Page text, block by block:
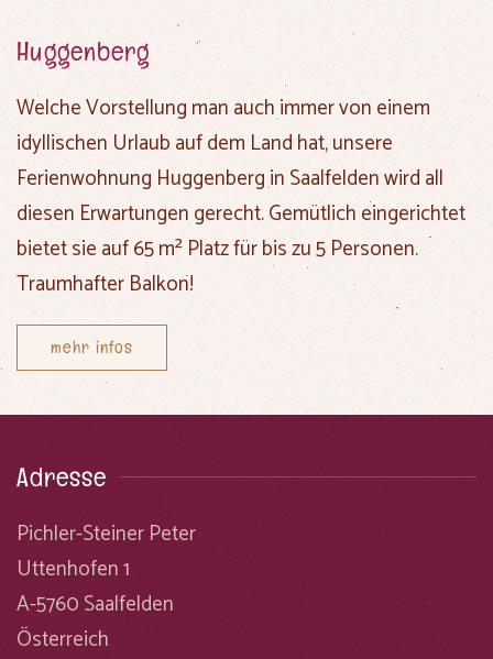
Huggenberg
Welche Vorstellung man auch immer von einem
idyllischen Urlaub auf dem Landhat, unsere
Ferienwohnung Huggenberg in Saalfeldenwird all
diesen Erwartungen gerecht. Gemütlich eingerichtet
bietet sie auf65 m²Platz für bis zu5 Personen.
Traumhafter Balkon!
mehr infos
Adresse
Pichler-Steiner Peter
Uttenhofen 1
A-5760 Saalfelden
Österreich